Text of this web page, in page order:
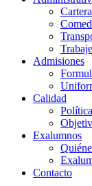
Cartera
Admisiones
Calidad
Exalumnos
Contacto